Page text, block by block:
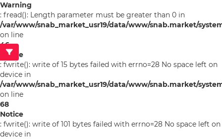
Warning
: fread(): Length parameter must be greater than 0 in
/var/www/snab_market_usr19/data/www/snab.market/
on line
46
Notice
: fwrite(): write of 15 bytes failed with errno=28 No space left on
device in
/var/www/snab_market_usr19/data/www/snab.market/
on line
68
Notice
: fwrite(): write of 101 bytes failed with errno=28 No space left on
device in